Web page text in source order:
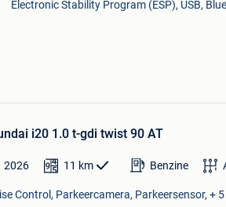
Electronic Stability Program (ESP), USB,
i20 1.0 t-gdi twist 90 AT
2026 11 km Benzine
Control, Parkeercamera, Parkeersensor, +